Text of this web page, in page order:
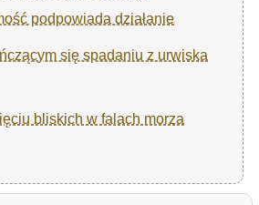
podpowiada działanie
się spadaniu z urwiska
bliskich w falach morza